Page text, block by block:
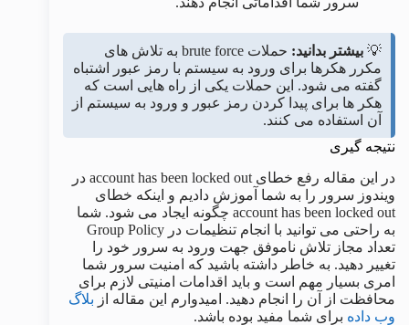
💡 بیشتر بدانید:
حملات brute force به تلاش های
مکرر هکرها برای ورود به سیستم با رمز عبور اشتباه
گفته می شود. این حملات یکی از راه هایی است که
هکر ها برای پیدا کردن رمز عبور و ورود به سیستم از
آن استفاده می کنند.
نتیجه گیری
در این مقاله رفع خطای account has been locked out در
ویندوز سرور را به شما آموزش دادیم و اینکه خطای
account has been locked out چگونه ایجاد می شود. شما
به راحتی می توانید با انجام تنظیمات در Group Policy
تعداد مجاز تلاش ناموفق جهت ورود به سرور خود را
تغییر دهید. به خاطر داشته باشید که امنیت سرور شما
امری بسیار مهم است و باید اقدامات امنیتی لازم برای
محافظت از آن را انجام دهید. امیدوارم این مقاله از بلاگ
وب داده برای شما مفید بوده باشد.